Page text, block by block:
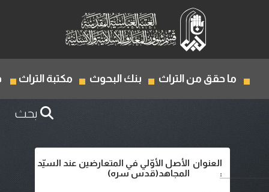
ما حقق من التراث بنك البحوث مكتبة التراث
بحث
العنوان
:
الأصل الأوّلي في المتعارضين عند السيّد
المجاهد(قدس سره)